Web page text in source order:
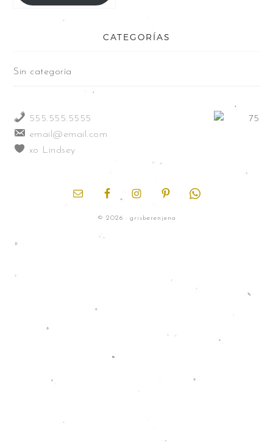
CATEGORÍAS
Sin categoría
555.555.5555
email@email.com
xo Lindsey
© 2026 · grisberenjena